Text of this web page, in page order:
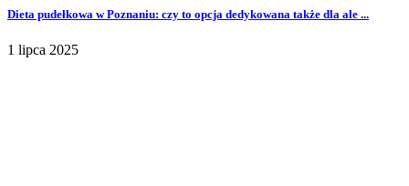
Dieta pudełkowa w Poznaniu: czy to opcja dedykowana także dla ale ...
1 lipca 2025